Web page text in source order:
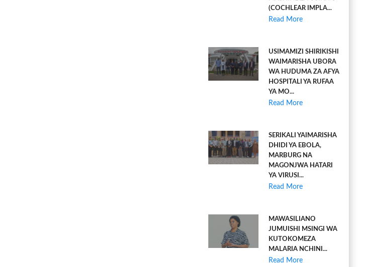
(COCHLEAR IMPLA...
Read More
USIMAMIZI SHIRIKISHI
WAIMARISHA UBORA
WA HUDUMA ZA AFYA
HOSPITALI YA RUFAA
YA MO...
Read More
SERIKALI YAIMARISHA
DHIDI YA EBOLA,
MARBURG NA
MAGONJWA HATARI
YA VIRUSI...
Read More
MAWASILIANO
JUMUISHI MSINGI WA
KUTOKOMEZA
MALARIA NCHINI...
Read More